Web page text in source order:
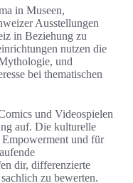
in Museen,
Ausstellungen
in Beziehung zu
nutzen die
und
bei thematischen
und Videospielen
auf. Die kulturelle
und für
dir, differenzierte
zu bewerten.